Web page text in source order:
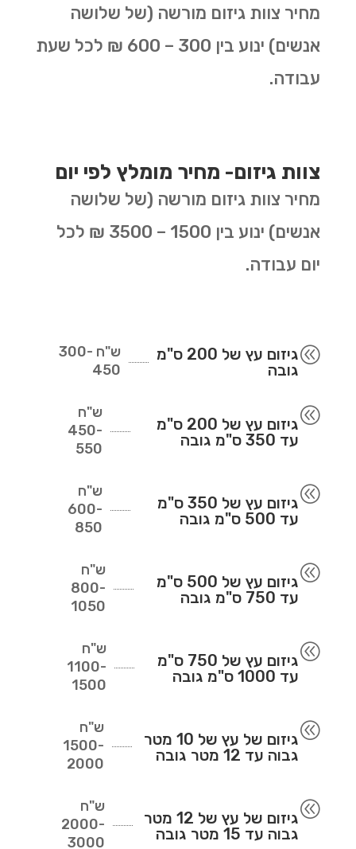
מחיר צוות גיזום מורשה (של שלושה
אנשים) ינוע בין 300 – 600 ₪ לכל שעת
עבודה.
צוות גיזום- מחיר מומלץ לפי יום
מחיר צוות גיזום מורשה (של שלושה
אנשים) ינוע בין 1500 – 3500 ₪ לכל
יום עבודה.
@
גיזום עץ של 200 ס"מ
גובה
ש"ח 300-
450
@
גיזום עץ של 200 ס"מ
עד 350 ס"מ גובה
ש"ח
450-
550
@
גיזום עץ של 350 ס"מ
עד 500 ס"מ גובה
ש"ח
600-
850
@
גיזום עץ של 500 ס"מ
עד 750 ס"מ גובה
ש"ח
800-
1050
@
גיזום עץ של 750 ס"מ
עד 1000 ס"מ גובה
ש"ח
1100-
1500
@
גיזום של עץ של 10 מטר
גבוה עד 12 מטר גובה
ש"ח
1500-
2000
@
גיזום של עץ של 12 מטר
גבוה עד 15 מטר גובה
ש"ח
2000-
3000